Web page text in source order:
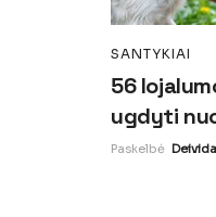
SANTYKIAI
56
ugdyti
Paskelbė